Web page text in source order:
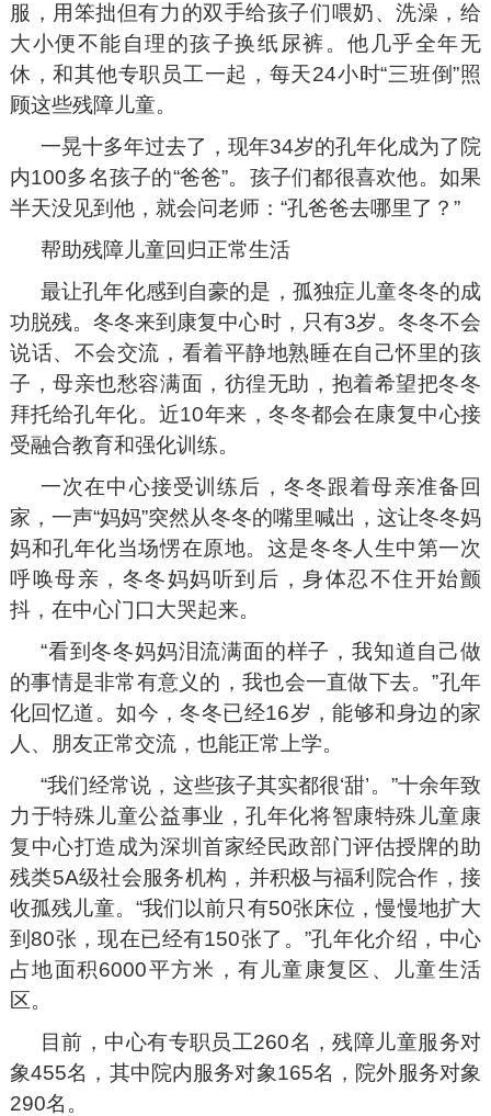
服，用笨拙但有力的双手给孩子们喂奶、洗澡，给
大小便不能自理的孩子换纸尿裤。他几乎全年无
休，和其他专职员工一起，每天24小时“三班倒”照
顾这些残障儿童。
一晃十多年过去了，现年34岁的孔年化成为了院
内100多名孩子的“爸爸”。孩子们都很喜欢他。如果
半天没见到他，就会问老师：“孔爸爸去哪里了？”
帮助残障儿童回归正常生活
最让孔年化感到自豪的是，孤独症儿童冬冬的成
功脱残。冬冬来到康复中心时，只有3岁。冬冬不会
说话、不会交流，看着平静地熟睡在自己怀里的孩
子，母亲也愁容满面，彷徨无助，抱着希望把冬冬
拜托给孔年化。近10年来，冬冬都会在康复中心接
受融合教育和强化训练。
一次在中心接受训练后，冬冬跟着母亲准备回
家，一声“妈妈”突然从冬冬的嘴里喊出，这让冬冬妈
妈和孔年化当场愣在原地。这是冬冬人生中第一次
呼唤母亲，冬冬妈妈听到后，身体忍不住开始颤
抖，在中心门口大哭起来。
“看到冬冬妈妈泪流满面的样子，我知道自己做
的事情是非常有意义的，我也会一直做下去。”孔年
化回忆道。如今，冬冬已经16岁，能够和身边的家
人、朋友正常交流，也能正常上学。
“我们经常说，这些孩子其实都很‘甜’。”十余年致
力于特殊儿童公益事业，孔年化将智康特殊儿童康
复中心打造成为深圳首家经民政部门评估授牌的助
残类5A级社会服务机构，并积极与福利院合作，接
收孤残儿童。“我们以前只有50张床位，慢慢地扩大
到80张，现在已经有150张了。”孔年化介绍，中心
占地面积6000平方米，有儿童康复区、儿童生活
区。
目前，中心有专职员工260名，残障儿童服务对
象455名，其中院内服务对象165名，院外服务对象
290名。